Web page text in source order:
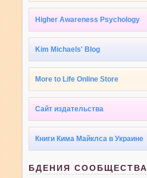
Higher Awareness Psychology
Kim Michaels' Blog
More to Life Online Store
Сайт издательства
Книги Кима Майклса в Украине
БДЕНИЯ СООБЩЕСТВА